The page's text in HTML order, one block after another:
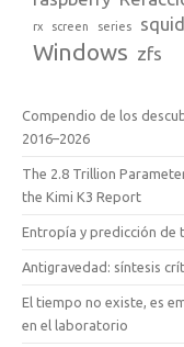
rx screen series squid
Windows zfs
Compendio de los
2016–2026
The 2.8 Trillion
the Kimi K3 Report
Entropía y predicción de
Antigravedad: síntesis
El tiempo no existe, es
en el laboratorio